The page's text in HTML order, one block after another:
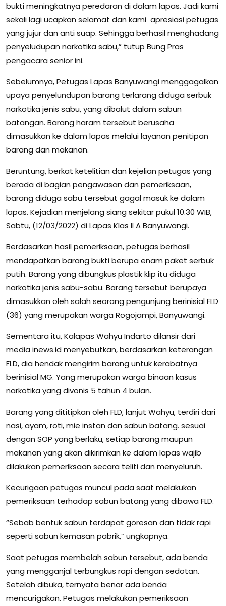
bukti meningkatnya peredaran di dalam lapas. Jadi kami
sekali lagi ucapkan selamat dan kami apresiasi petugas
yang jujur dan anti suap. Sehingga berhasil menghadang
penyeludupan narkotika sabu,” tutup Bung Pras
pengacara senior ini.
Sebelumnya, Petugas Lapas Banyuwangi menggagalkan
upaya penyelundupan barang terlarang diduga serbuk
narkotika jenis sabu, yang dibalut dalam sabun
batangan. Barang haram tersebut berusaha
dimasukkan ke dalam lapas melalui layanan penitipan
barang dan makanan.
Beruntung, berkat ketelitian dan kejelian petugas yang
berada di bagian pengawasan dan pemeriksaan,
barang diduga sabu tersebut gagal masuk ke dalam
lapas. Kejadian menjelang siang sekitar pukul 10.30 WIB,
Sabtu, (12/03/2022) di Lapas Klas II A Banyuwangi.
Berdasarkan hasil pemeriksaan, petugas berhasil
mendapatkan barang bukti berupa enam paket serbuk
putih. Barang yang dibungkus plastik klip itu diduga
narkotika jenis sabu-sabu. Barang tersebut berupaya
dimasukkan oleh salah seorang pengunjung berinisial FLD
(36) yang merupakan warga Rogojampi, Banyuwangi.
Sementara itu, Kalapas Wahyu Indarto dilansir dari
media inews.id menyebutkan, berdasarkan keterangan
FLD, dia hendak mengirim barang untuk kerabatnya
berinisial MG. Yang merupakan warga binaan kasus
narkotika yang divonis 5 tahun 4 bulan.
Barang yang dititipkan oleh FLD, lanjut Wahyu, terdiri dari
nasi, ayam, roti, mie instan dan sabun batang. sesuai
dengan SOP yang berlaku, setiap barang maupun
makanan yang akan dikirimkan ke dalam lapas wajib
dilakukan pemeriksaan secara teliti dan menyeluruh.
Kecurigaan petugas muncul pada saat melakukan
pemeriksaan terhadap sabun batang yang dibawa FLD.
“Sebab bentuk sabun terdapat goresan dan tidak rapi
seperti sabun kemasan pabrik,” ungkapnya.
Saat petugas membelah sabun tersebut, ada benda
yang mengganjal terbungkus rapi dengan sedotan.
Setelah dibuka, ternyata benar ada benda
mencurigakan. Petugas melakukan pemeriksaan